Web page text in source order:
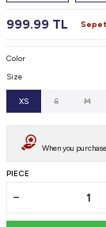
999.99 TL
Color
Size
XS S M
When you
PIECE